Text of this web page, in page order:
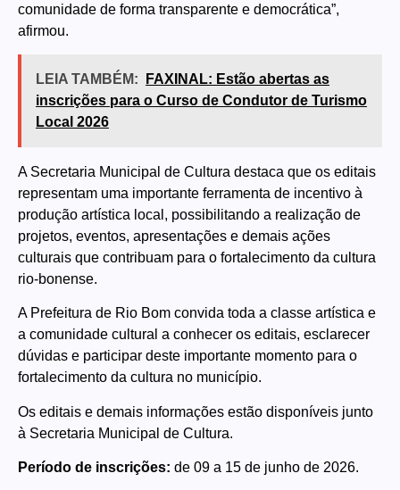
comunidade de forma transparente e democrática”,
afirmou.
LEIA TAMBÉM:
FAXINAL: Estão abertas as
inscrições para o Curso de Condutor de Turismo
Local 2026
A Secretaria Municipal de Cultura destaca que os editais
representam uma importante ferramenta de incentivo à
produção artística local, possibilitando a realização de
projetos, eventos, apresentações e demais ações
culturais que contribuam para o fortalecimento da cultura
rio-bonense.
A Prefeitura de Rio Bom convida toda a classe artística e
a comunidade cultural a conhecer os editais, esclarecer
dúvidas e participar deste importante momento para o
fortalecimento da cultura no município.
Os editais e demais informações estão disponíveis junto
à Secretaria Municipal de Cultura.
Período de inscrições: de 09 a 15 de junho de 2026.